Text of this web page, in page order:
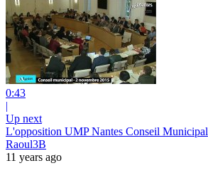
0:43
|
Up next
L'opposition UMP Nantes Conseil Municipal
Raoul3B
11 years ago